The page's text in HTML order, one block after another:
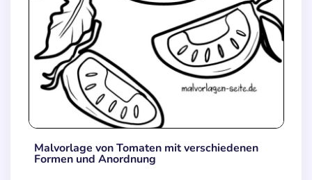
Malvorlage von Tomaten mit verschiedenen
Formen und Anordnung